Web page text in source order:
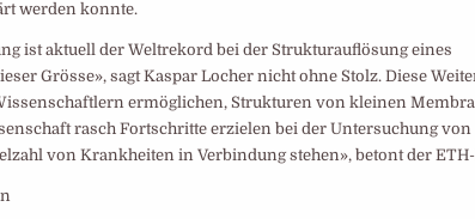
werden konnte.
ist aktuell der Weltrekord bei der Strukturauflösung eines
Grösse», sagt Kaspar Locher nicht ohne Stolz. Diese
ermöglichen, Strukturen von kleinen
rasch Fortschritte erzielen bei der Untersuchung von
von Krankheiten in Verbindung stehen», betont der